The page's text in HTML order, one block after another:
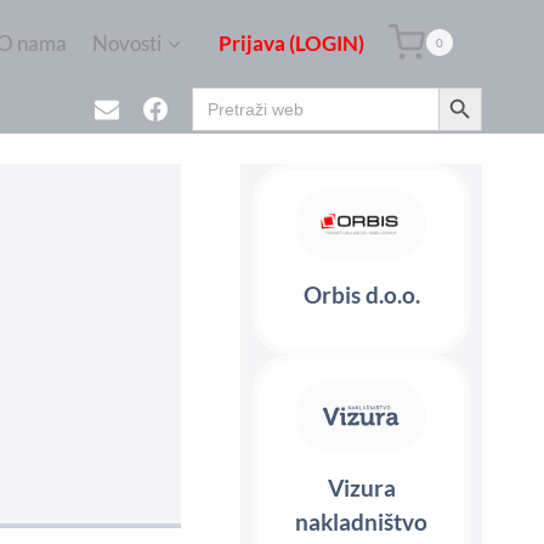
nama Novosti Prijava (LOGIN) 0
Search
for:
Search Button
Orbis d.o.o.
Vizura
nakladništvo